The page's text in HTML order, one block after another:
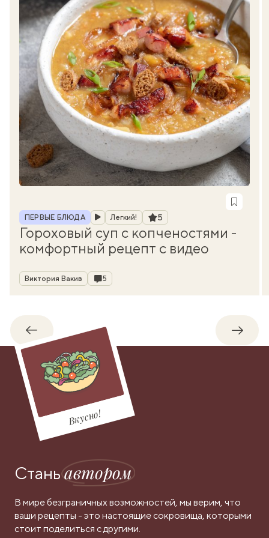
Рубрика
ПЕРВЫЕ БЛЮДА Легкий! Рейтинг
5
Гороховый суп с копченостями -
комфортный рецепт с видео
Автор
Виктория Вакив Комментарии
5
Обратно
Вкусно!
Станьавтором
В мире безграничных возможностей, мы верим, что
ваши рецепты - это настоящие сокровища, которыми
стоит поделиться с другими.